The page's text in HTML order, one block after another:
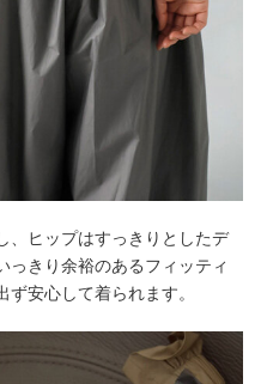
、ヒップはすっきりとしたデ
っきり余裕のあるフィッティ
安心して着られます。